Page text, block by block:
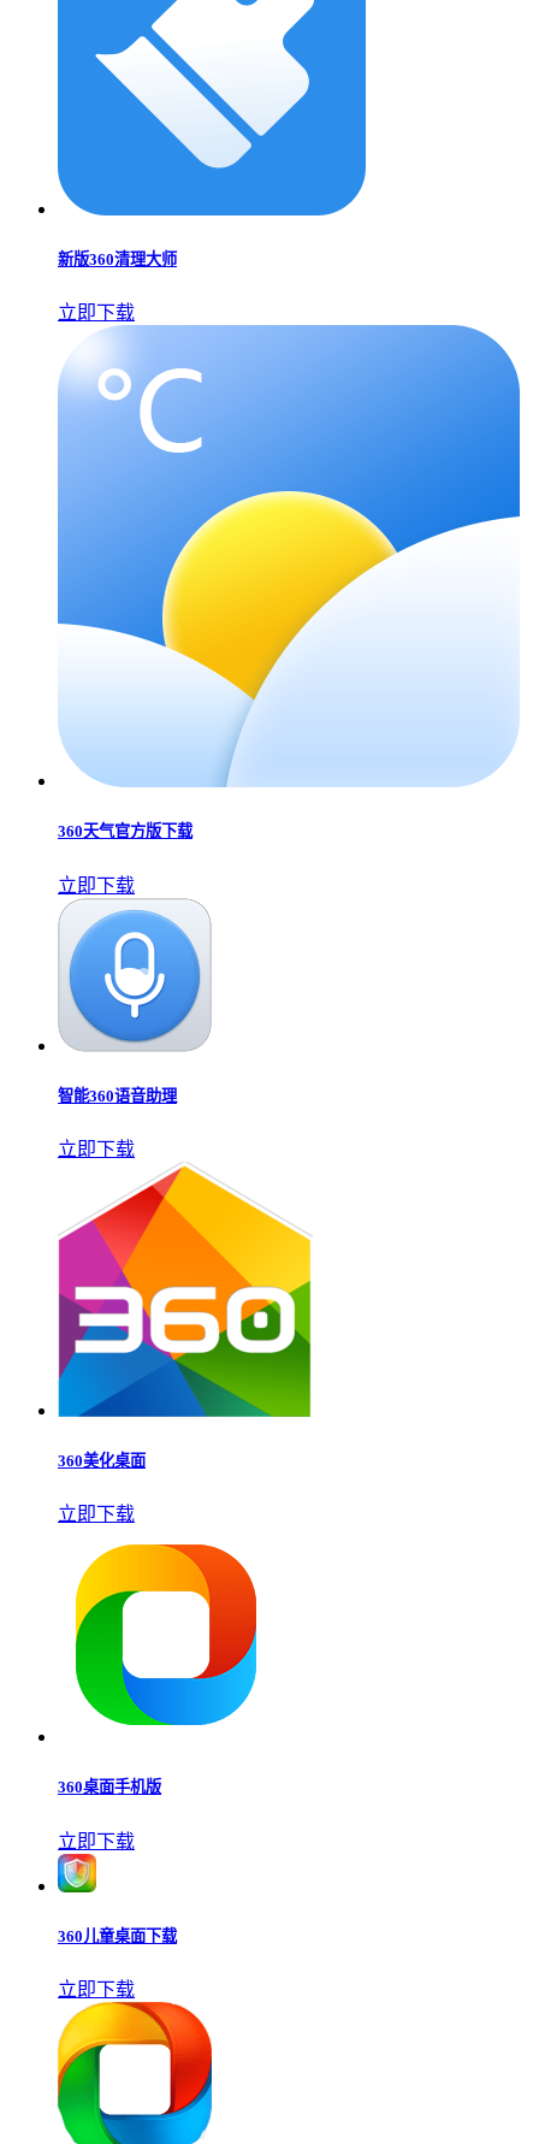
新版360清理大师
立即下载
360天气官方版下载
立即下载
智能360语音助理
立即下载
360美化桌面
立即下载
360桌面手机版
立即下载
360儿童桌面下载
立即下载